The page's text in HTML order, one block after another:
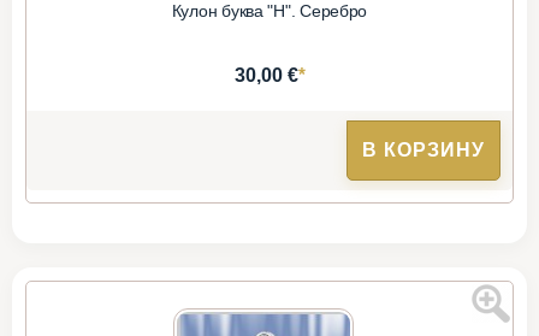
Кулон буква "Н". Серебро
30,00 €*
В КОРЗИНУ